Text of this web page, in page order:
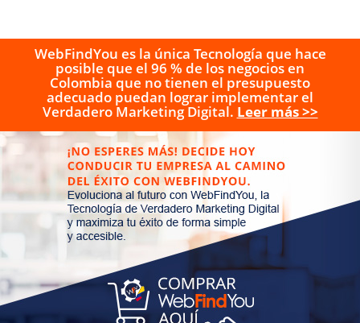
WebFindYou es la única Tecnología que hace
posible que el 96 % de los negocios en
Colombia que no tienen el presupuesto
adecuado puedan lograr implementar el
Verdadero Marketing Digital. Leer más >>